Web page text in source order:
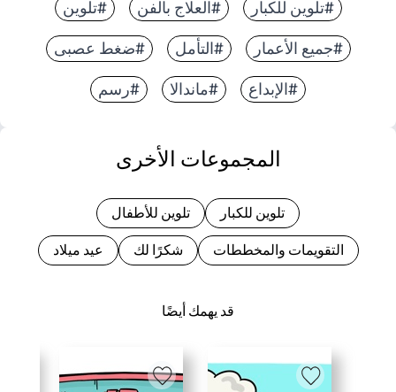
#تلوين للكبار #العلاج بالفن #تلوين
#جميع الأعمار #التأمل #ضغط عصبى
#الإبداع #ماندالا #رسم
قد يهمك أيضًا
المجموعات الأخرى
تلوين للكبار تلوين للأطفال
التقويمات والمخططات شكرًا لك عيد ميلاد